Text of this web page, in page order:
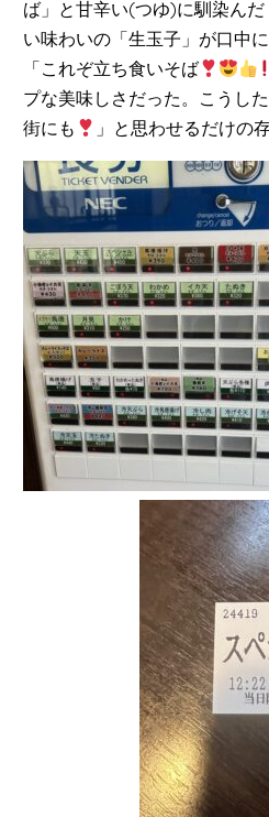
ば」と甘辛い(つゆ)に馴染ん
い味わいの「生玉子」が口中
「これぞ立ち食いそば
プな美味しさだった。こうし
街にも
」と思わせるだけの